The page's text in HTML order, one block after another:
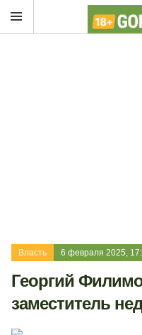
Власть 6 февраля 2025,
Георгий
заместитель